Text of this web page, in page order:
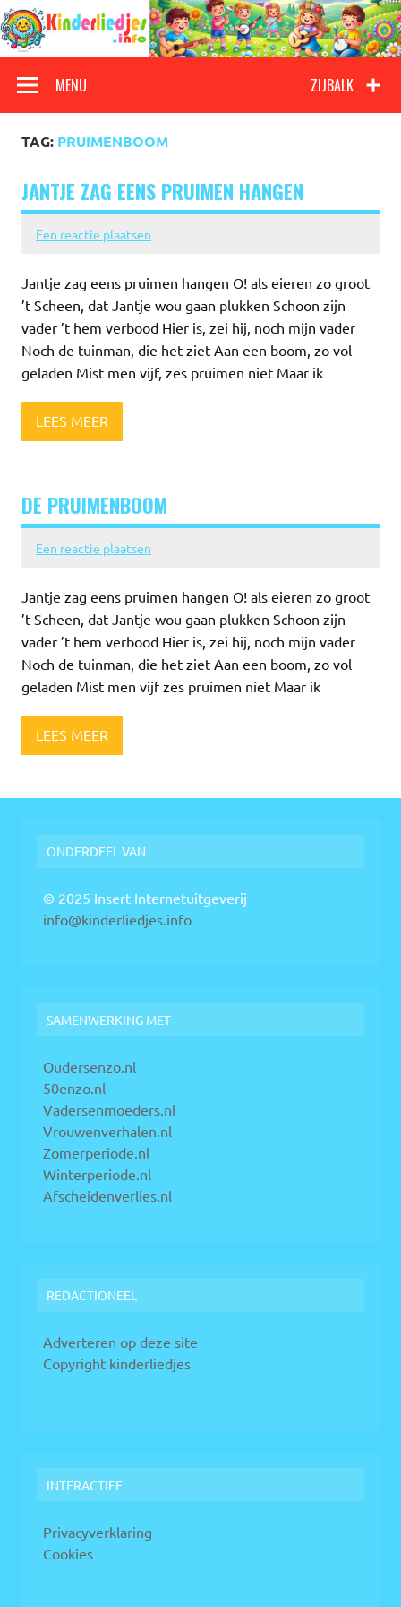
Doorgaan
naar
inhoud
Kinderliedjes
ZIJBALK
MENU
TAG: PRUIMENBOOM
JANTJE ZAG EENS PRUIMEN HANGEN
Een reactie plaatsen
Jantje zag eens pruimen hangen O! als eieren zo groot
’t Scheen, dat Jantje wou gaan plukken Schoon zijn
vader ’t hem verbood Hier is, zei hij, noch mijn vader
Noch de tuinman, die het ziet Aan een boom, zo vol
geladen Mist men vijf, zes pruimen niet Maar ik
LEES MEER
DE PRUIMENBOOM
Een reactie plaatsen
Jantje zag eens pruimen hangen O! als eieren zo groot
’t Scheen, dat Jantje wou gaan plukken Schoon zijn
vader ’t hem verbood Hier is, zei hij, noch mijn vader
Noch de tuinman, die het ziet Aan een boom, zo vol
geladen Mist men vijf zes pruimen niet Maar ik
LEES MEER
ONDERDEEL VAN
© 2025 Insert Internetuitgeverij
info@kinderliedjes.info
SAMENWERKING MET
Oudersenzo.nl
50enzo.nl
Vadersenmoeders.nl
Vrouwenverhalen.nl
Zomerperiode.nl
Winterperiode.nl
Afscheidenverlies.nl
REDACTIONEEL
Adverteren op deze site
Copyright kinderliedjes
INTERACTIEF
Privacyverklaring
Cookies